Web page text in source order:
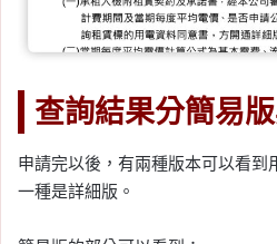
查詢結果分簡易
申請完以後，有兩種版本可以看到
一種是詳細版。